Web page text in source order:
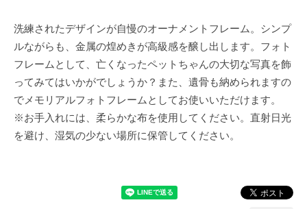
洗練されたデザインが自慢のオーナメントフレーム。シンプ
ルながらも、金属の煌めきが高級感を醸し出します。フォト
フレームとして、亡くなったペットちゃんの大切な写真を飾
ってみてはいかがでしょうか？また、遺骨も納められますの
でメモリアルフォトフレームとしてお使いいただけます。
※お手入れには、柔らかな布を使用してください。直射日光
を避け、湿気の少ない場所に保管してください。